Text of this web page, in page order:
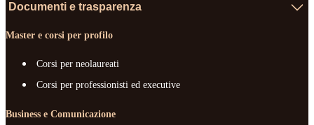
Documenti e trasparenza
Master e corsi per profilo
Corsi per neolaureati
Corsi per professionisti ed executive
Business e Comunicazione